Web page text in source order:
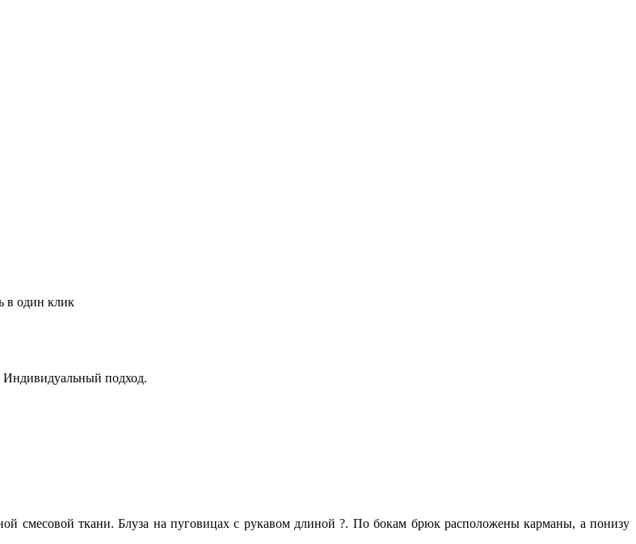
в один клик
подход.
смесовой ткани. Блуза на пуговицах с рукавом длиной ?. По бокам брюк расположены карманы, а понизу